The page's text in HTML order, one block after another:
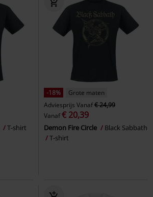
T-shirt
-18%
Grote maten
Adviesprijs Vanaf€ 24,99
Vanaf€ 20,39
Demon Fire Circle
Black Sabbath
T-shirt